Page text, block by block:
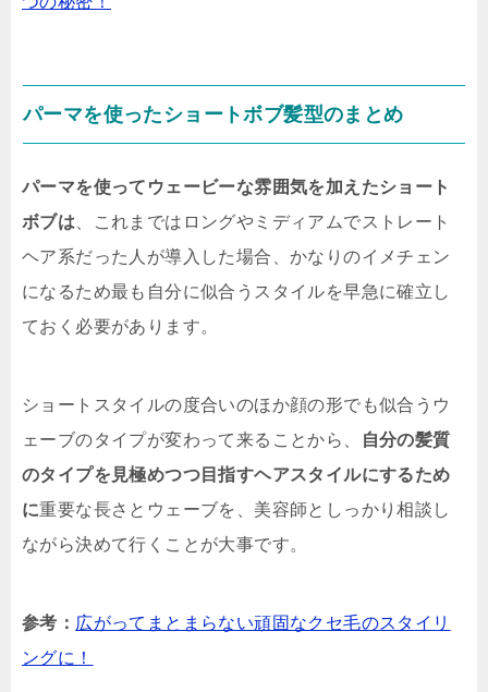
パーマを使ったショートボブ髪型のまとめ
パーマを使ってウェービーな雰囲気を加えたショート
ボブは 、これまではロングやミディアムでストレート
ヘア系だった人が導入した場合、かなりのイメチェン
になるため最も自分に似合うスタイルを早急に確立し
ておく必要があります。
ショートスタイルの度合いのほか顔の形でも似合うウ
ェーブのタイプが変わって来ることから、
自分の髪質
のタイプを見極めつつ目指すヘアスタイルにするため
に重要な長さとウェーブを、美容師としっかり相談し
ながら決めて行くことが大事です。
参考： 広がってまとまらない頑固なクセ毛のスタイリ
ングに！